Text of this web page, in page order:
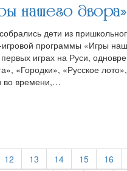
нашего двора»
дети из
программы «Игры
играх на Руси,
«Городки», «Русское
во времени,…
12 13 14 15 16